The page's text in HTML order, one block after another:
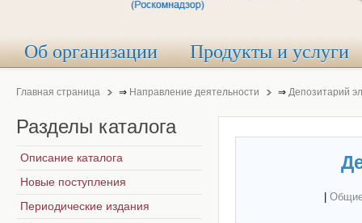
Об организации Продукты и услуги
Главная страница ⇒ Направление деятельности ⇒ Депозитарий
Разделы каталога
Описание каталога
Новые поступления
Периодические издания